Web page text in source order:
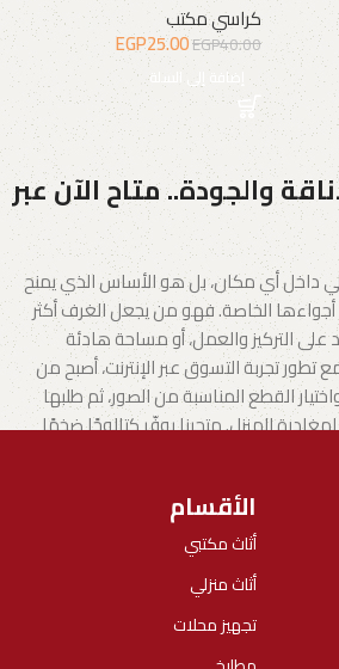
كراسي مكتب
EGP40.00
EGP25.00
إضافة إلى السلة
والجودة.. متاح الآن عبر
داخل أي مكان، بل هو الأساس الذي يمنح
الخاصة. فهو من يجعل الغرف أكثر
على التركيز والعمل، أو مساحة هادئة
تجربة التسوق عبر الإنترنت، أصبح من
القطع المناسبة من الصور، ثم طلبها
المنزل. متجرنا يوفّر كتالوجًا ضخمًا
الإبداع والجودة
من الفن والوظيفة، حيث يقدم المصنّعون
بدءًا من الموديلات العملية الجاهزة وحتى
الحرفيين المبدعين.
الأقسام
أثاث مكتبي
أثاث منزلي
تجهيز محلات